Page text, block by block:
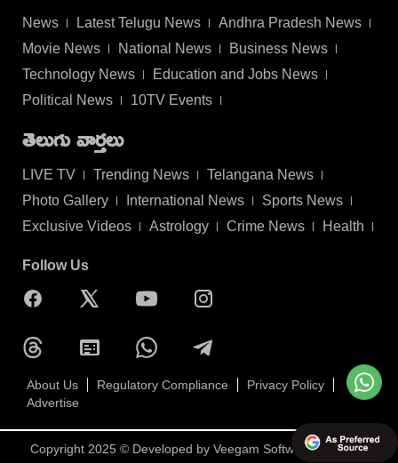
News Latest Telugu News
Andhra Pradesh News
Movie News
National News
Business News
Technology News
Education and Jobs News
Political News
10TV Events
తెలుగు వార్తలు
LIVE TV Trending News
Telangana News
Photo Gallery
International News
Sports News
Exclusive Videos
Astrology Crime News Health
Follow Us
About Us Regulatory Compliance
Privacy Policy
Advertise
Copyright 2025 © Developed by Veegam Software Pvt Ltd.